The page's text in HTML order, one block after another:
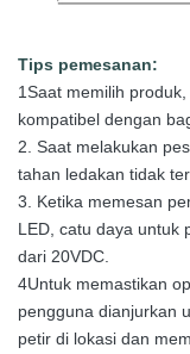
Tips pemesanan:
1Saat memilih
kompatibel dengan
2. Saat melakukan
tahan ledakan tidak
3. Ketika memesan
LED, catu daya untuk
dari 20VDC.
4Untuk memastikan
pengguna dianjurkan
petir di lokasi dan